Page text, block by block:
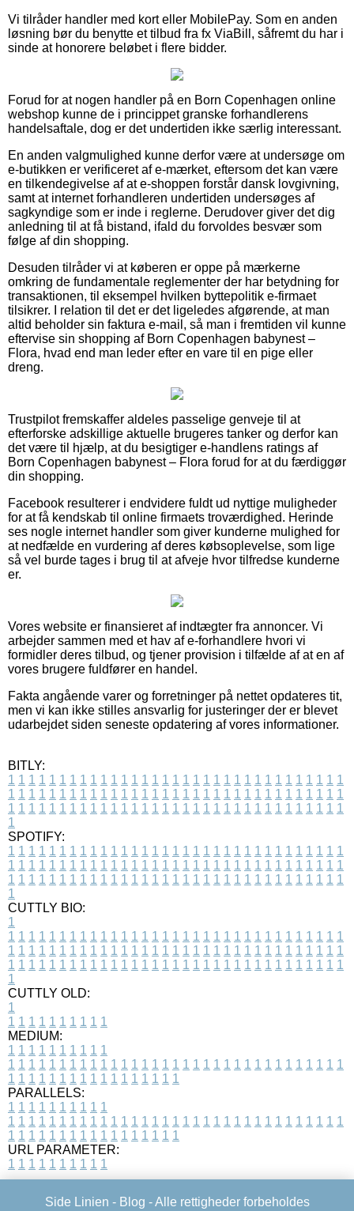
Vi tilråder handler med kort eller MobilePay. Som en anden
løsning bør du benytte et tilbud fra fx ViaBill, såfremt du har i
sinde at honorere beløbet i flere bidder.
Forud for at nogen handler på en Born Copenhagen online
webshop kunne de i princippet granske forhandlerens
handelsaftale, dog er det undertiden ikke særlig interessant.
En anden valgmulighed kunne derfor være at undersøge om
e-butikken er verificeret af e-mærket, eftersom det kan være
en tilkendegivelse af at e-shoppen forstår dansk lovgivning,
samt at internet forhandleren undertiden undersøges af
sagkyndige som er inde i reglerne. Derudover giver det dig
anledning til at få bistand, ifald du forvoldes besvær som
følge af din shopping.
Desuden tilråder vi at køberen er oppe på mærkerne
omkring de fundamentale reglementer der har betydning for
transaktionen, til eksempel hvilken byttepolitik e-firmaet
tilsikrer. I relation til det er det ligeledes afgørende, at man
altid beholder sin faktura e-mail, så man i fremtiden vil kunne
eftervise sin shopping af Born Copenhagen babynest –
Flora, hvad end man leder efter en vare til en pige eller
dreng.
Trustpilot fremskaffer aldeles passelige genveje til at
efterforske adskillige aktuelle brugeres tanker og derfor kan
det være til hjælp, at du besigtiger e-handlens ratings af
Born Copenhagen babynest – Flora forud for at du færdiggør
din shopping.
Facebook resulterer i endvidere fuldt ud nyttige muligheder
for at få kendskab til online firmaets troværdighed. Herinde
ses nogle internet handler som giver kunderne mulighed for
at nedfælde en vurdering af deres købsoplevelse, som lige
så vel burde tages i brug til at afveje hvor tilfredse kunderne
er.
Vores website er finansieret af indtægter fra annoncer. Vi
arbejder sammen med et hav af e-forhandlere hvori vi
formidler deres tilbud, og tjener provision i tilfælde af at en af
vores brugere fuldfører en handel.
Fakta angående varer og forretninger på nettet opdateres tit,
men vi kan ikke stilles ansvarlig for justeringer der er blevet
udarbejdet siden seneste opdatering af vores informationer.
BITLY:
1 1 1 1 1 1 1 1 1 1 1 1 1 1 1 1 1 1 1 1 1 1 1 1 1 1 1 1 1 1 1 1 1
1 1 1 1 1 1 1 1 1 1 1 1 1 1 1 1 1 1 1 1 1 1 1 1 1 1 1 1 1 1 1 1 1
1 1 1 1 1 1 1 1 1 1 1 1 1 1 1 1 1 1 1 1 1 1 1 1 1 1 1 1 1 1 1 1 1
1
SPOTIFY:
1 1 1 1 1 1 1 1 1 1 1 1 1 1 1 1 1 1 1 1 1 1 1 1 1 1 1 1 1 1 1 1 1
1 1 1 1 1 1 1 1 1 1 1 1 1 1 1 1 1 1 1 1 1 1 1 1 1 1 1 1 1 1 1 1 1
1 1 1 1 1 1 1 1 1 1 1 1 1 1 1 1 1 1 1 1 1 1 1 1 1 1 1 1 1 1 1 1 1
1
CUTTLY BIO:
1
1 1 1 1 1 1 1 1 1 1 1 1 1 1 1 1 1 1 1 1 1 1 1 1 1 1 1 1 1 1 1 1 1
1 1 1 1 1 1 1 1 1 1 1 1 1 1 1 1 1 1 1 1 1 1 1 1 1 1 1 1 1 1 1 1 1
1 1 1 1 1 1 1 1 1 1 1 1 1 1 1 1 1 1 1 1 1 1 1 1 1 1 1 1 1 1 1 1 1
1
CUTTLY OLD:
1
1 1 1 1 1 1 1 1 1 1
MEDIUM:
1 1 1 1 1 1 1 1 1 1
1 1 1 1 1 1 1 1 1 1 1 1 1 1 1 1 1 1 1 1 1 1 1 1 1 1 1 1 1 1 1 1 1
1 1 1 1 1 1 1 1 1 1 1 1 1 1 1 1 1
PARALLELS:
1 1 1 1 1 1 1 1 1 1
1 1 1 1 1 1 1 1 1 1 1 1 1 1 1 1 1 1 1 1 1 1 1 1 1 1 1 1 1 1 1 1 1
1 1 1 1 1 1 1 1 1 1 1 1 1 1 1 1 1
URL PARAMETER:
1 1 1 1 1 1 1 1 1 1
Side Linien - Blog - Alle rettigheder forbeholdes